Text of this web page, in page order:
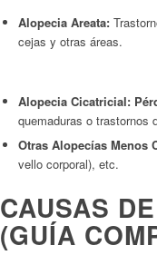
Alopecia Areata:
cejas y otras áreas.
Alopecia Cicatricial:
quemaduras o trastornos
Otras Alopecías Menos
vello corporal), etc.
CAUSAS
(GUÍA